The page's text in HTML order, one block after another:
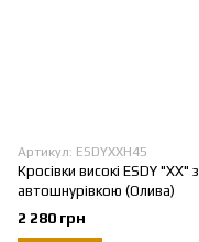
Артикул: ESDYXXH45
Кросівки високі ESDY "ХХ" з
автошнурівкою (Олива)
2 280 грн